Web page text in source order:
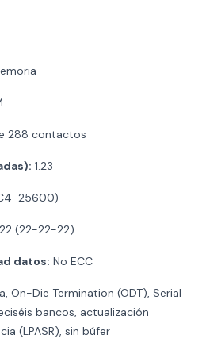
288 contactos
1.23
25600)
(22-22-22)
datos: No ECC
On-Die Termination (ODT), Serial
bancos, actualización
(LPASR), sin búfer